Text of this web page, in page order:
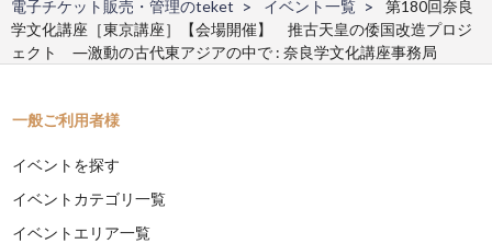
電子チケット販売・管理のteket
イベント一覧
第180回奈良
学文化講座［東京講座］【会場開催】 推古天皇の倭国改造プロジ
ェクト ―激動の古代東アジアの中で : 奈良学文化講座事務局
一般ご利用者様
イベントを探す
イベントカテゴリ一覧
イベントエリア一覧